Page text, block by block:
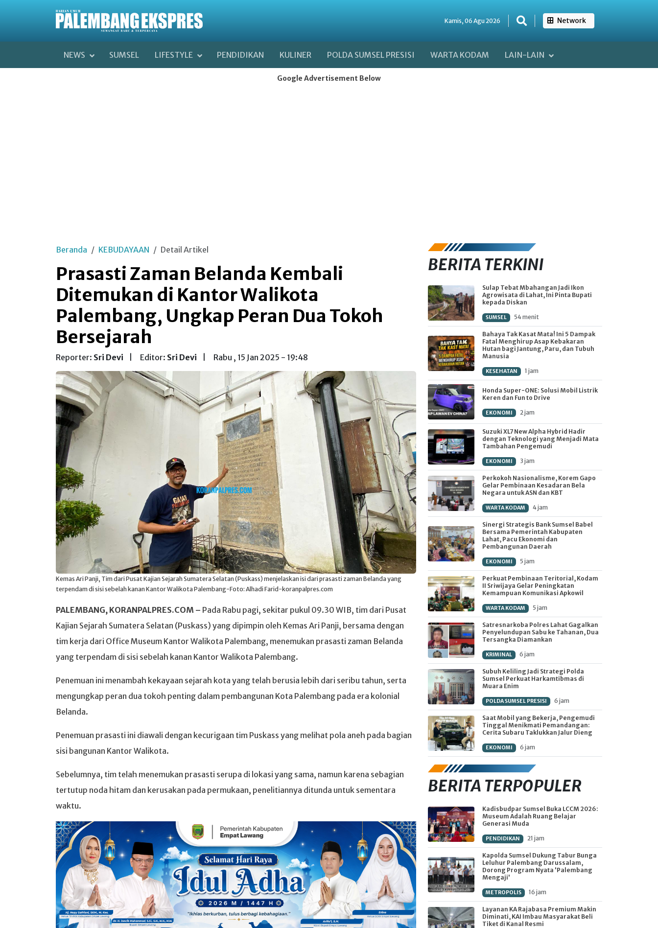
Kamis, 06 Agu 2026 Network
NEWS SUMSEL LIFESTYLE PENDIDIKAN KULINER POLDA SUMSEL PRESISI WARTA KODAM LAIN-LAIN
Google Advertisement Below
Beranda KEBUDAYAAN Detail Artikel
Prasasti Zaman Belanda Kembali
Ditemukan di Kantor Walikota
Palembang, Ungkap Peran Dua Tokoh
Bersejarah
Reporter: Sri Devi Editor: Sri Devi Rabu , 15 Jan 2025 - 19:48
Kemas Ari Panji, Tim dari Pusat Kajian Sejarah Sumatera Selatan (Puskass) menjelaskan isi dari prasasti zaman Belanda yang
terpendam di sisi sebelah kanan Kantor Walikota Palembang-Foto: Alhadi Farid-koranpalpres.com
PALEMBANG, KORANPALPRES.COM – Pada Rabu pagi, sekitar pukul 09.30 WIB, tim dari Pusat
Kajian Sejarah Sumatera Selatan (Puskass) yang dipimpin oleh Kemas Ari Panji, bersama dengan
tim kerja dari Office Museum Kantor Walikota Palembang, menemukan prasasti zaman Belanda
yang terpendam di sisi sebelah kanan Kantor Walikota Palembang.
Penemuan ini menambah kekayaan sejarah kota yang telah berusia lebih dari seribu tahun, serta
mengungkap peran dua tokoh penting dalam pembangunan Kota Palembang pada era kolonial
Belanda.
Penemuan prasasti ini diawali dengan kecurigaan tim Puskass yang melihat pola aneh pada bagian
sisi bangunan Kantor Walikota.
Sebelumnya, tim telah menemukan prasasti serupa di lokasi yang sama, namun karena sebagian
tertutup noda hitam dan kerusakan pada permukaan, penelitiannya ditunda untuk sementara
waktu.
BERITA TERKINI
Sulap Tebat Mbahangan Jadi Ikon
Agrowisata di Lahat, Ini Pinta Bupati
kepada Diskan
SUMSEL 54 menit
Bahaya Tak Kasat Mata! Ini 5 Dampak
Fatal Menghirup Asap Kebakaran
Hutan bagi Jantung, Paru, dan Tubuh
Manusia
KESEHATAN 1 jam
Honda Super-ONE: Solusi Mobil Listrik
Keren dan Fun to Drive
EKONOMI 2 jam
Suzuki XL7 New Alpha Hybrid Hadir
dengan Teknologi yang Menjadi Mata
Tambahan Pengemudi
EKONOMI 3 jam
Perkokoh Nasionalisme, Korem Gapo
Gelar Pembinaan Kesadaran Bela
Negara untuk ASN dan KBT
WARTA KODAM 4 jam
Sinergi Strategis Bank Sumsel Babel
Bersama Pemerintah Kabupaten
Lahat, Pacu Ekonomi dan
Pembangunan Daerah
EKONOMI 5 jam
Perkuat Pembinaan Teritorial, Kodam
II Sriwijaya Gelar Peningkatan
Kemampuan Komunikasi Apkowil
WARTA KODAM 5 jam
Satresnarkoba Polres Lahat Gagalkan
Penyelundupan Sabu ke Tahanan, Dua
Tersangka Diamankan
KRIMINAL 6 jam
Subuh Keliling Jadi Strategi Polda
Sumsel Perkuat Harkamtibmas di
Muara Enim
POLDA SUMSEL PRESISI 6 jam
Saat Mobil yang Bekerja, Pengemudi
Tinggal Menikmati Pemandangan:
Cerita Subaru Taklukkan Jalur Dieng
EKONOMI 6 jam
BERITA TERPOPULER
Kadisbudpar Sumsel Buka LCCM 2026:
Museum Adalah Ruang Belajar
Generasi Muda
PENDIDIKAN 21 jam
Kapolda Sumsel Dukung Tabur Bunga
Leluhur Palembang Darussalam,
Dorong Program Nyata 'Palembang
Mengaji'
METROPOLIS 16 jam
Layanan KA Rajabasa Premium Makin
Diminati, KAI Imbau Masyarakat Beli
Tiket di Kanal Resmi